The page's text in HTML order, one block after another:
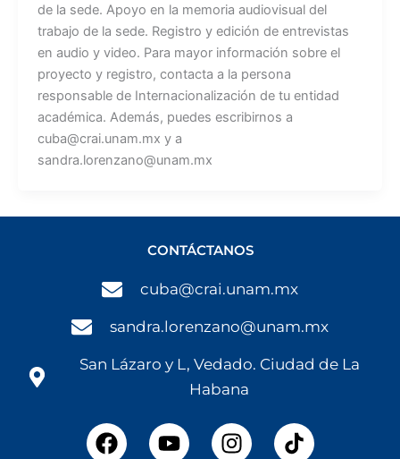
de la sede. Apoyo en la memoria audiovisual del
trabajo de la sede. Registro y edición de entrevistas
en audio y video. Para mayor información sobre el
proyecto y registro, contacta a la persona
responsable de Internacionalización de tu entidad
académica. Además, puedes escribirnos a
cuba@crai.unam.mx y a
sandra.lorenzano@unam.mx
CONTÁCTANOS
cuba@crai.unam.mx
sandra.lorenzano@unam.mx
San Lázaro y L, Vedado. Ciudad de La
Habana
F
Y
I